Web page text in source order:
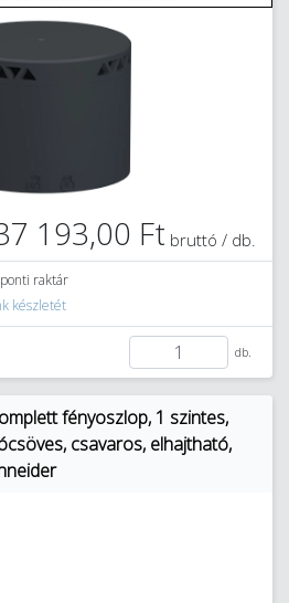
193,00 Ft bruttó / db.
raktár
készletét
db.
fényoszlop, 1 szintes,
csavaros, elhajtható,